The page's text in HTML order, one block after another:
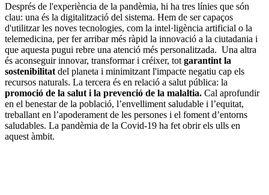
Després de l'experiència de la pandèmia, hi ha tres línies que són
clau: una és la digitalització del sistema. Hem de ser capaços
d'utilitzar les noves tecnologies, com la intel·ligència artificial o la
telemedicina, per fer arribar més ràpid la innovació a la ciutadania i
que aquesta pugui rebre una atenció més personalitzada. Una altra
és aconseguir innovar, transformar i créixer, tot garantint la
sostenibilitat del planeta i minimitzant l'impacte negatiu cap els
recursos naturals. La tercera és en relació a salut pública: la
promoció de la salut i la prevenció de la malaltia. Cal aprofundir
en el benestar de la població, l’envelliment saludable i l’equitat,
treballant en l’apoderament de les persones i el foment d’entorns
saludables. La pandèmia de la Covid-19 ha fet obrir els ulls en
aquest àmbit.